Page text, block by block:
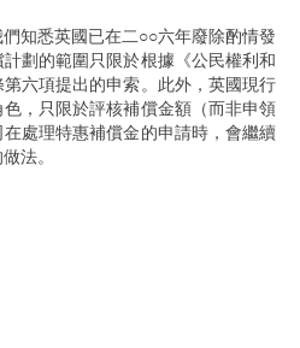
悉英國已在二○○六年廢除酌情發
劃的範圍只限於根據《公民權利和
六項提出的申索。此外，英國現行
，只限於評核補償金額（而非申領
處理特惠補償金的申請時，會繼續
法。